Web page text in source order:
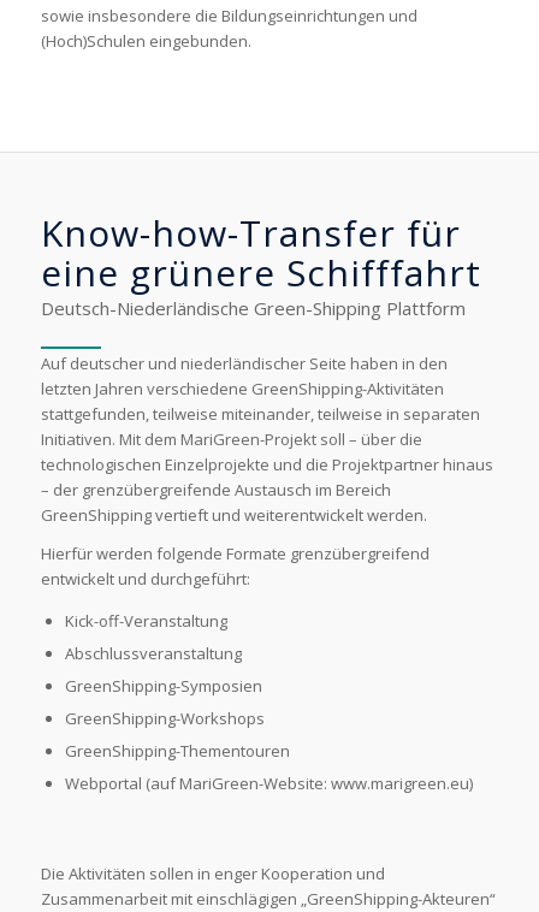
sowie insbesondere die Bildungseinrichtungen und
(Hoch)Schulen eingebunden.
Know-how-Transfer für
eine grünere Schifffahrt
Deutsch-Niederländische Green-Shipping Plattform
Auf deutscher und niederländischer Seite haben in den
letzten Jahren verschiedene GreenShipping-Aktivitäten
stattgefunden, teilweise miteinander, teilweise in separaten
Initiativen. Mit dem MariGreen-Projekt soll – über die
technologischen Einzelprojekte und die Projektpartner hinaus
– der grenzübergreifende Austausch im Bereich
GreenShipping vertieft und weiterentwickelt werden.
Hierfür werden folgende Formate grenzübergreifend
entwickelt und durchgeführt:
Kick-off-Veranstaltung
Abschlussveranstaltung
GreenShipping-Symposien
GreenShipping-Workshops
GreenShipping-Thementouren
Webportal (auf MariGreen-Website: www.marigreen.eu)
Die Aktivitäten sollen in enger Kooperation und
Zusammenarbeit mit einschlägigen „GreenShipping-Akteuren“